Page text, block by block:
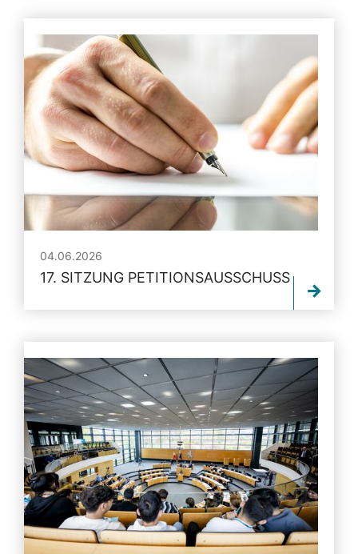
04.06.2026
17. SITZUNG PETITIONSAUSSCHUSS